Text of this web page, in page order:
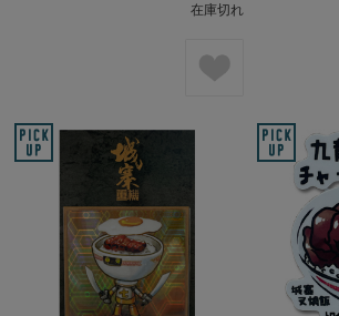
在庫切れ